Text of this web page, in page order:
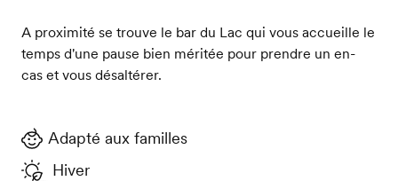
A proximité se trouve le bar du Lac qui vous accueille le
temps d'une pause bien méritée pour prendre un en-
cas et vous désaltérer.
Adapté aux familles
Hiver